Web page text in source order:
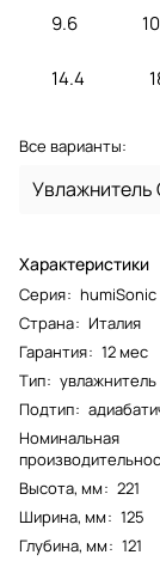
9.6 10
14.4
Все варианты:
Увлажнитель
Характеристики
Серия: humiSonic
Страна: Италия
Гарантия: 12 мес
Тип: увлажнитель
Подтип:
Номинальная
Высота, мм: 221
Ширина, мм: 125
Глубина, мм: 121